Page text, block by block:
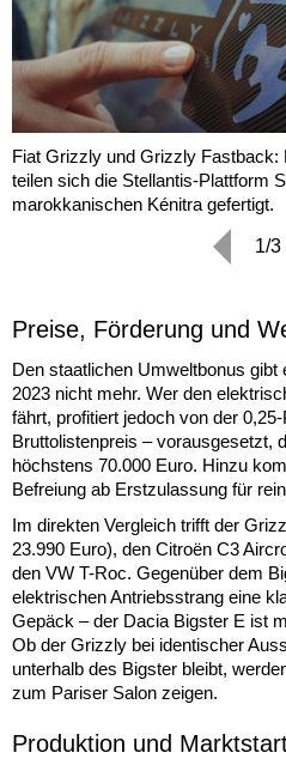
Fiat Grizzly und Grizzly Fastback:
teilen sich die Stellantis-Plattform
marokkanischen Kénitra gefertigt.
1/3
Preise, Förderung und
Den staatlichen Umweltbonus
2023 nicht mehr. Wer den
fährt, profitiert jedoch von der
Bruttolistenpreis – vorausgesetzt,
höchstens 70.000 Euro. Hinzu
Befreiung ab Erstzulassung für
Im direkten Vergleich trifft der
23.990 Euro), den Citroën C3
den VW T-Roc. Gegenüber dem
elektrischen Antriebsstrang eine
Gepäck – der Dacia Bigster E ist
Ob der Grizzly bei identischer
unterhalb des Bigster bleibt,
zum Pariser Salon zeigen.
Produktion und